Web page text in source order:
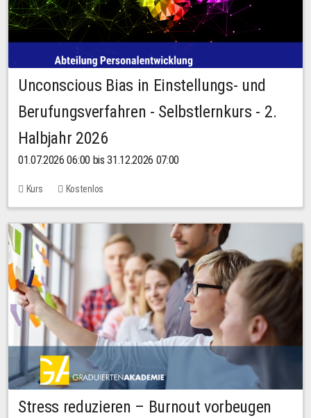
Unconscious Bias in Einstellungs- und
Berufungsverfahren - Selbstlernkurs - 2.
Halbjahr 2026
01.07.2026 06:00 bis 31.12.2026 07:00
Kurs Kostenlos
Stress reduzieren – Burnout vorbeugen